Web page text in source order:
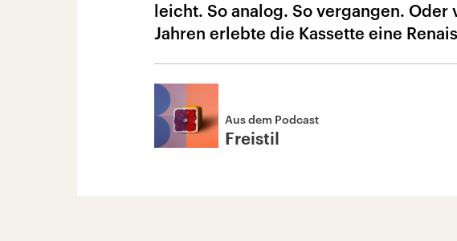
leicht. So analog. So vergangen.
Jahren erlebte die Kassette eine
Aus dem Podcast
Freistil